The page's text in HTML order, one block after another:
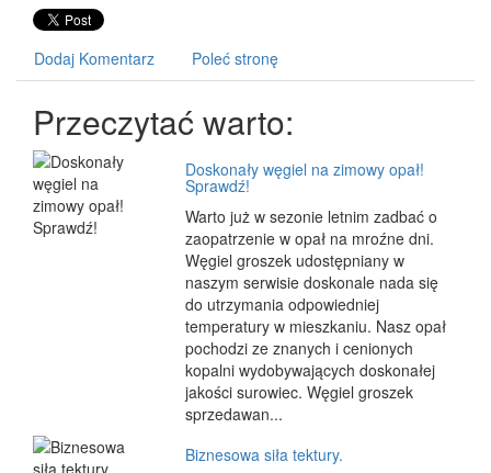
Dodaj Komentarz Poleć stronę
Przeczytać warto:
Doskonały węgiel na zimowy opał!
Sprawdź!
Warto już w sezonie letnim zadbać o
zaopatrzenie w opał na mroźne dni.
Węgiel groszek udostępniany w
naszym serwisie doskonale nada się
do utrzymania odpowiedniej
temperatury w mieszkaniu. Nasz opał
pochodzi ze znanych i cenionych
kopalni wydobywających doskonałej
jakości surowiec. Węgiel groszek
sprzedawan...
Biznesowa siła tektury.